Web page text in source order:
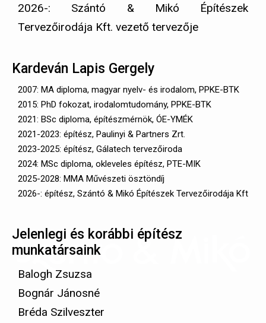
2026-: Szántó & Mikó Építészek
Tervezőirodája Kft. vezető tervezője
Kardeván Lapis Gergely
2007: MA diploma, magyar nyelv- és irodalom, PPKE-BTK
2015: PhD fokozat, irodalomtudomány, PPKE-BTK
2021: BSc diploma, építészmérnök, ÓE-YMÉK
2021-2023: építész, Paulinyi & Partners Zrt.
2023-2025: építész, Gálatech tervezőiroda
2024: MSc diploma, okleveles építész, PTE-MIK
2025-2028: MMA Művészeti ösztöndíj
2026-: építész, Szántó & Mikó Építészek Tervezőirodája Kft
Jelenlegi és korábbi építész
munkatársaink
Balogh Zsuzsa
Bognár Jánosné
Bréda Szilveszter